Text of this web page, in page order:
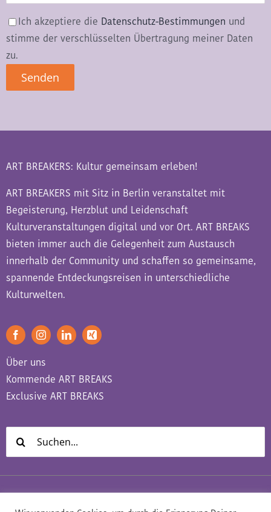
Ich akzeptiere die Datenschutz-Bestimmungen und
stimme der verschlüsselten Übertragung meiner Daten
zu.
ART BREAKERS: Kultur gemeinsam erleben!
ART BREAKERS mit Sitz in Berlin veranstaltet mit
Begeisterung, Herzblut und Leidenschaft
Kulturveranstaltungen digital und vor Ort. ART BREAKS
bieten immer auch die Gelegenheit zum Austausch
innerhalb der Community und schaffen so gemeinsame,
spannende Entdeckungsreisen in unterschiedliche
Kulturwelten.
Über uns
Kommende ART BREAKS
Exclusive ART BREAKS
Suche
nach: